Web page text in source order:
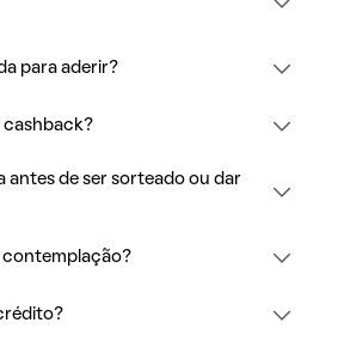
para aderir?
antes de ser sorteado ou dar